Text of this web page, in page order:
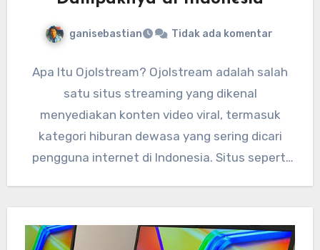
ganisebastian Tidak ada komentar
Apa Itu Ojolstream? Ojolstream adalah salah
satu situs streaming yang dikenal
menyediakan konten video viral, termasuk
kategori hiburan dewasa yang sering dicari
pengguna internet di Indonesia. Situs seperti